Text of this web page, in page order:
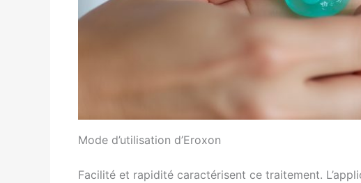
Mode d’utilisation d’Eroxon
Facilité et rapidité caractérisent ce traitement.